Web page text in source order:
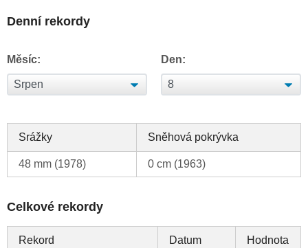
Denní rekordy
Měsíc: Den:
Srážky Sněhová pokrývka
48 mm (1978) 0 cm (1963)
Celkové rekordy
Rekord Datum Hodnota